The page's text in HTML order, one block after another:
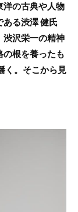
洋の古典や人物
る渋澤 健氏
渋沢栄一の精神
根を養ったも
く。そこから見